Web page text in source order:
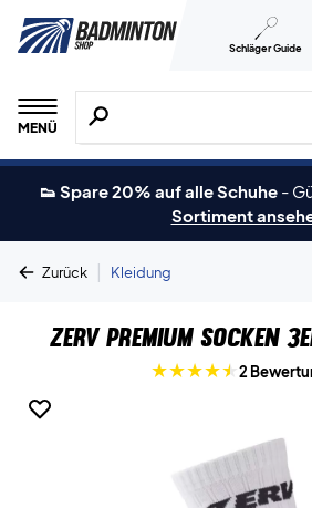
Schläger Guide
MENÜ
Suche nach Produkten,
👟 Spare 20% auf alle Schuhe -
Sortiment
Zurück | Kleidung
ZERV Premium Socken
2